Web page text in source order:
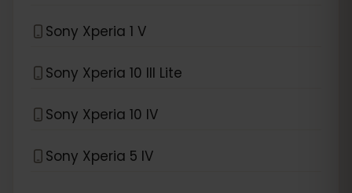
Sony Xperia 1 V
Sony Xperia 10 III Lite
Sony Xperia 10 IV
Sony Xperia 5 IV